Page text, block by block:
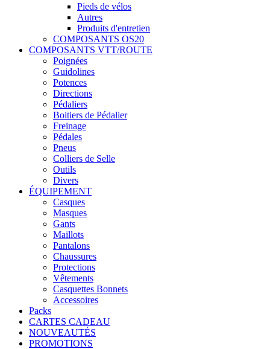
Pieds de vélos
Autres
Produits d'entretien
COMPOSANTS OS20
COMPOSANTS VTT/ROUTE
Poignées
Guidolines
Potences
Directions
Pédaliers
Boitiers de Pédalier
Freinage
Pédales
Pneus
Colliers de Selle
Outils
Divers
ÉQUIPEMENT
Casques
Masques
Gants
Maillots
Pantalons
Chaussures
Protections
Vêtements
Casquettes Bonnets
Accessoires
Packs
CARTES CADEAU
NOUVEAUTÉS
PROMOTIONS